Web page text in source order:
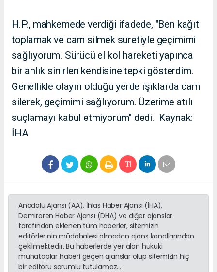
H.P., mahkemede verdiği ifadede, "Ben kağıt
toplamak ve cam silmek suretiyle geçimimi
sağlıyorum. Sürücü el kol hareketi yapınca
bir anlık sinirlen kendisine tepki gösterdim.
Genellikle olayın olduğu yerde ışıklarda cam
silerek, geçimimi sağlıyorum. Üzerime atılı
suçlamayı kabul etmiyorum" dedi. Kaynak:
İHA
Anadolu Ajansı (AA), İhlas Haber Ajansı (İHA),
Demirören Haber Ajansı (DHA) ve diğer ajanslar
tarafından eklenen tüm haberler, sitemizin
editörlerinin müdahalesi olmadan ajans kanallarından
çekilmektedir. Bu haberlerde yer alan hukuki
muhataplar haberi geçen ajanslar olup sitemizin hiç
bir editörü sorumlu tutulamaz...